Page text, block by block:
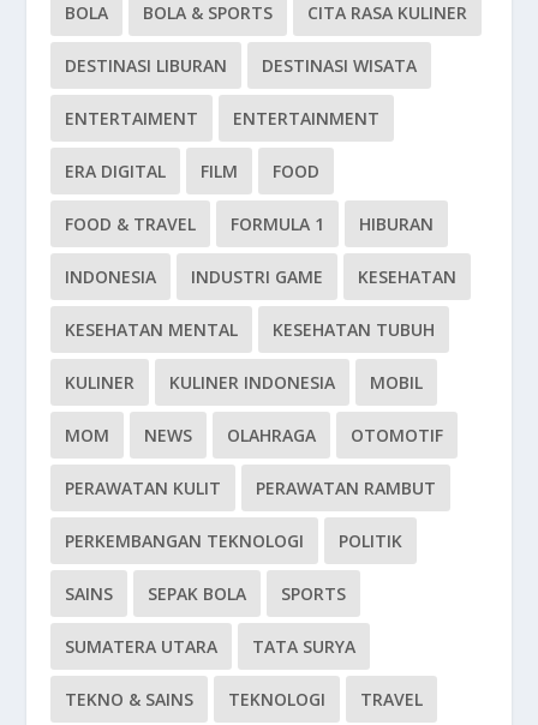
BOLA BOLA & SPORTS CITA RASA KULINER
DESTINASI LIBURAN DESTINASI WISATA
ENTERTAIMENT ENTERTAINMENT
ERA DIGITAL FILM FOOD
FOOD & TRAVEL FORMULA 1 HIBURAN
INDONESIA INDUSTRI GAME KESEHATAN
KESEHATAN MENTAL KESEHATAN TUBUH
KULINER KULINER INDONESIA MOBIL
MOM NEWS OLAHRAGA OTOMOTIF
PERAWATAN KULIT PERAWATAN RAMBUT
PERKEMBANGAN TEKNOLOGI POLITIK
SAINS SEPAK BOLA SPORTS
SUMATERA UTARA TATA SURYA
TEKNO & SAINS TEKNOLOGI TRAVEL